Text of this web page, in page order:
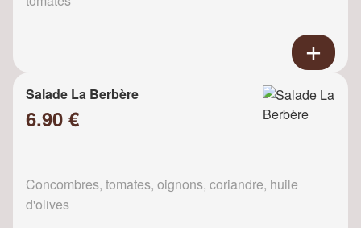
Salade La Berbère
6.90 €
Concombres, tomates, oignons, coriandre, huile
d'olives